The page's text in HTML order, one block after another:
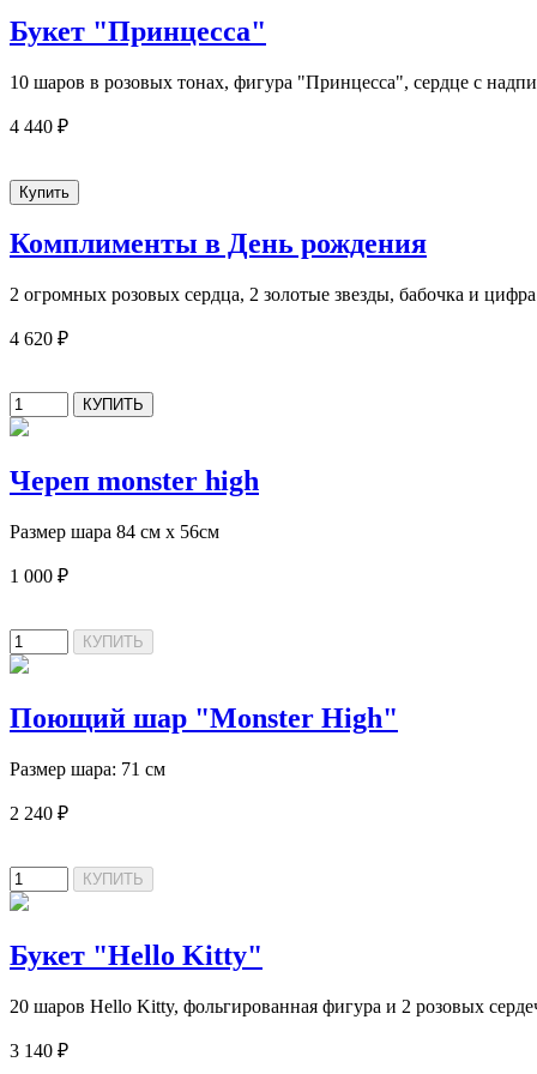
Букет "Принцесса"
10 шаров в розовых тонах, фигура "Принцесса", сердце с
4 440 ₽
Комплименты в День рождения
2 огромных розовых сердца, 2 золотые звезды, бабочка и цифра
4 620 ₽
Череп monster high
Размер шара 84 см х 56см
1 000 ₽
Поющий шар "Monster High"
Размер шара: 71 см
2 240 ₽
Букет "Hello Kitty"
20 шаров Hello Kitty, фольгированная фигура и 2 розовых
3 140 ₽